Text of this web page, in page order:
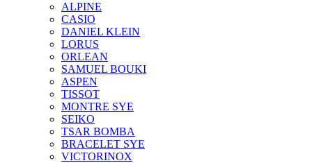
ALPINE
CASIO
DANIEL KLEIN
LORUS
ORLEAN
SAMUEL BOUKI
ASPEN
TISSOT
MONTRE SYE
SEIKO
TSAR BOMBA
BRACELET SYE
VICTORINOX